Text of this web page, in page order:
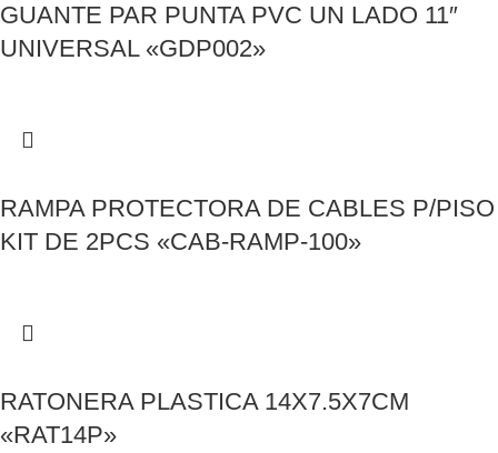
GUANTE PAR PUNTA PVC UN LADO 11″
UNIVERSAL «GDP002»
RAMPA PROTECTORA DE CABLES P/PISO
KIT DE 2PCS «CAB-RAMP-100»
RATONERA PLASTICA 14X7.5X7CM
«RAT14P»